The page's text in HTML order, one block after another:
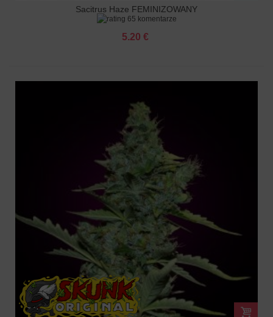
Sacitrus Haze FEMINIZOWANY
65 komentarze
5.20 €